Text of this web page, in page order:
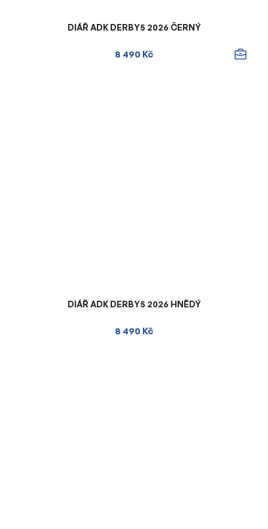
DIÁŘ ADK DERBY5 2026 ČERNÝ
8 490 Kč
DIÁŘ ADK DERBY5 2026 HNĚDÝ
8 490 Kč